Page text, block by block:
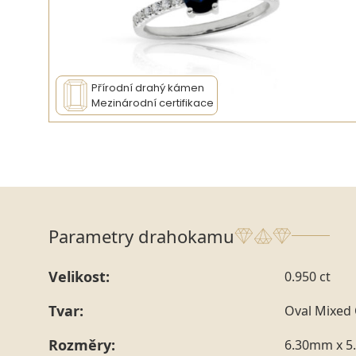
Přírodní drahý kámen
Mezinárodní certifikace
Parametry drahokamu
Velikost: 0.950 ct
Tvar: Oval Mixed
Rozměry: 6.30mm x